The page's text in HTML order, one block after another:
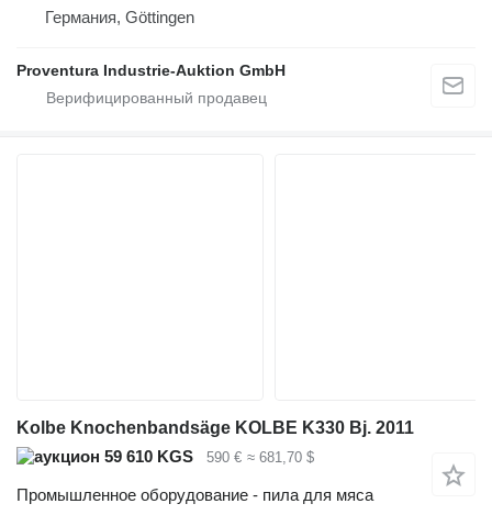
Германия, Göttingen
Proventura Industrie-Auktion GmbH
Kolbe Knochenbandsäge KOLBE K330 Bj. 2011
59 610 KGS
590 € ≈ 681,70 $
Промышленное оборудование - пила для мяса